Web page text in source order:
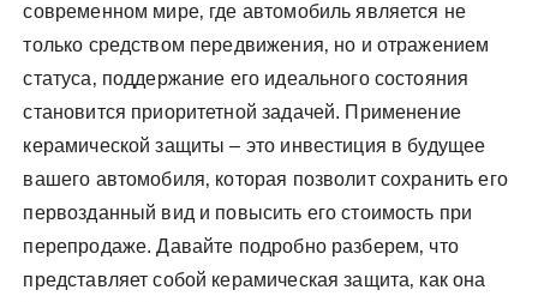
современном мире‚ где автомобиль является не
только средством передвижения‚ но и отражением
статуса‚ поддержание его идеального состояния
становится приоритетной задачей. Применение
керамической защиты – это инвестиция в будущее
вашего автомобиля‚ которая позволит сохранить его
первозданный вид и повысить его стоимость при
перепродаже. Давайте подробно разберем‚ что
представляет собой керамическая защита‚ как она